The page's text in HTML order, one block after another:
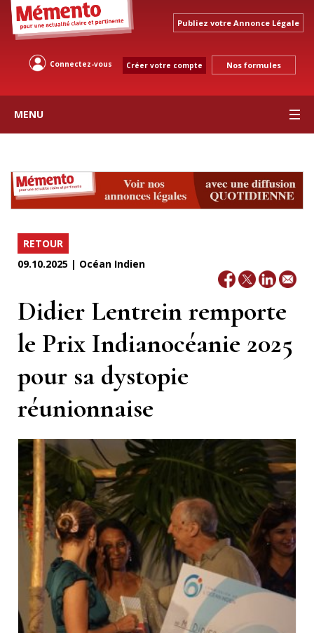
Publiez votre Annonce Légale
Connectez-vous Créer votre compte Nos formules
MENU
RETOUR
09.10.2025 | Océan Indien
Didier Lentrein remporte
le Prix Indianocéanie 2025
pour sa dystopie
réunionnaise